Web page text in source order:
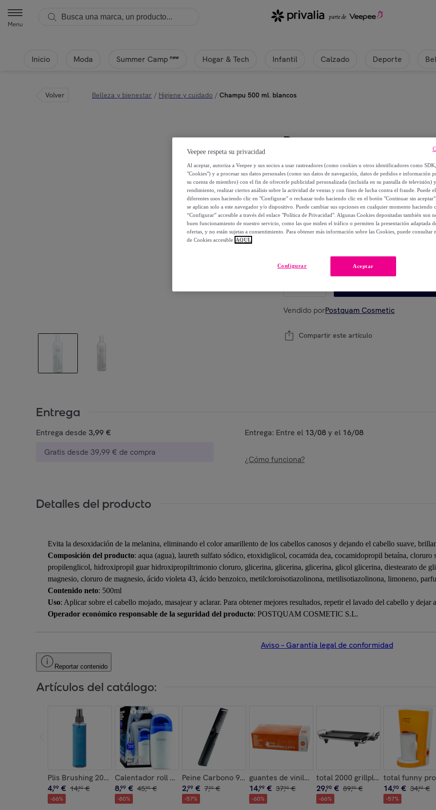
Menu
Inicio Moda Summer Camp new Hogar & Tech Infantil Calzado Deporte
Volver Belleza y bienestar / Higiene y cuidado / Champu 500 ml. blancos
Dap
Champu 500 ml. blancos
7,99 €
23, €
-66 %
Modelo: Champu 500 ml. blancos
Vendido porPostquam Cosmetic
Compartir este artículo
Entrega
Entrega desde 3,99 €
Gratis desde 39,99 € de compra
Entrega: Entre el 13/08y el 16/08
¿Cómo funciona?
Detalles del producto
Evita la desoxidación de la melanina, eliminando el color amarillento de los cabellos canosos y dejando el cabello suave,
Composición del producto: aqua (agua), laureth sulfato sódico, etoxidiglicol, cocamida dea, cocamidopropil betaína,
propilenglicol, hidroxipropil guar hidroxipropiltrimonio cloruro, glicerina, glicerina, glicerina, glicol glicerina, diestearato de
magnesio, cloruro de magnesio, ácido violeta 43, ácido benzoico, metilcloroisotiazolinona, metilisotiazolinona, limoneno,
Contenido neto: 500ml
Uso: Aplicar sobre el cabello mojado, masajear y aclarar. Para obtener mejores resultados, repetir el lavado del cabello y dejar
Operador económico responsable de la seguridad del producto: POSTQUAM COSMETIC S.L.
Aviso – Garantía legal de conformidad
Reportar contenido
Artículos del catálogo:
Plis Brushing 200 Ml.
4,99 € 14,90 €
-66%
Calentador roll on profesional 70º
8,99 € 45,90 €
-80%
Peine Carbono 940
2,99 € 7,00 €
-57%
guantes de vinilo sin polvo ecologicos caja de 100
14,99 € 37,90 €
-60%
total 2000 grillplate
29,90 € 89,90 €
-66%
total funny
14,90 € 34,90 €
-57%
Veepee respeta su privacidad
Al aceptar, autoriza a Veepee y sus socios a usar rastreadores (como cookies u otros identificadores como
"Cookies") y a procesar sus datos personales (como sus datos de navegación, datos de pedidos e información
su cuenta de miembro) con el fin de ofrecerle publicidad personalizada (incluida en su pantalla de televisión)
rendimiento, realizar ciertos análisis sobre la actividad de ventas y con fines de lucha contra el fraude. Puede
diferentes usos haciendo clic en "Configurar" o rechazar todo haciendo clic en el botón "Continuar sin
se aplican solo a este navegador y/o dispositivo. Puede cambiar sus opciones en cualquier momento haciendo
“Configurar” accesible a través del enlace "Política de Privacidad". Algunas Cookies depositadas también son
buen funcionamiento de nuestro servicio, como las que miden el tráfico o permiten la presentación adaptada
ofertas, y no están sujetas a consentimiento. Para obtener más información sobre las Cookies, puede consultar
de Cookies accesible AQUÍ.
Aceptar
Configurar